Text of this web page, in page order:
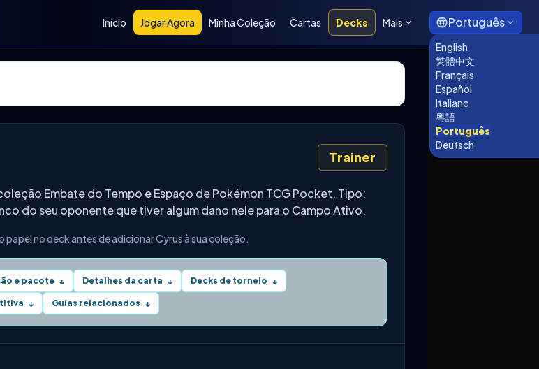
Início Jogar Agora Minha Coleção Cartas Decks Mais Português
English
繁體中文
Français
Español
Italiano
粵語
Português
Deutsch
Trainer
Embate do Tempo e Espaço de Pokémon TCG Pocket. Tipo:
do seu oponente que tiver algum dano nele para o Campo Ativo.
no deck antes de adicionar Cyrus à sua coleção.
e pacote ↓ Detalhes da carta ↓ Decks de torneio ↓
↓ Guias relacionados ↓